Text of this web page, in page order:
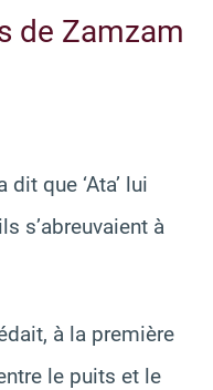
de Zamzam
que ‘Ata’ lui
s’abreuvaient à
à la première
le puits et le